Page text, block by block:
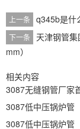
上一条 q345b是什
下一条
天津钢管
mm）
相关内容
3087无缝钢管厂家
3087低中压锅炉管
3087低中压锅炉管